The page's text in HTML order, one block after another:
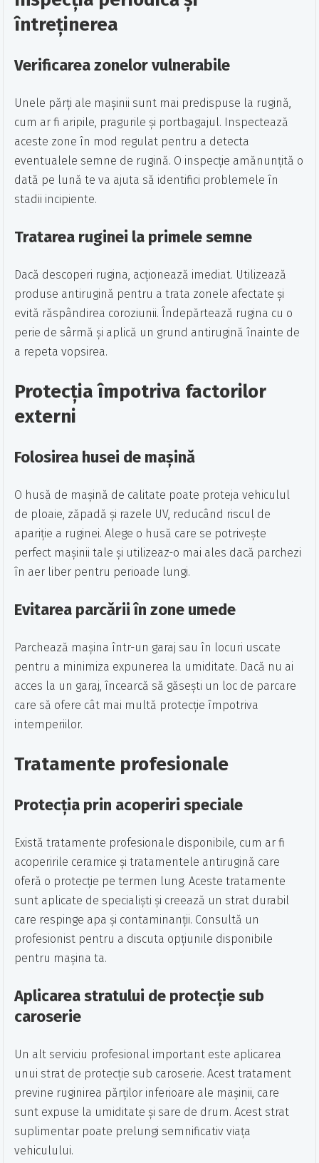
întreținerea
Verificarea zonelor vulnerabile
Unele părți ale mașinii sunt mai predispuse la rugină,
cum ar fi aripile, pragurile și portbagajul. Inspectează
aceste zone în mod regulat pentru a detecta
eventualele semne de rugină. O inspecție amănunțită o
dată pe lună te va ajuta să identifici problemele în
stadii incipiente.
Tratarea ruginei la primele semne
Dacă descoperi rugina, acționează imediat. Utilizează
produse antirugină pentru a trata zonele afectate și
evită răspândirea coroziunii. Îndepărtează rugina cu o
perie de sârmă și aplică un grund antirugină înainte de
a repeta vopsirea.
Protecția împotriva factorilor
externi
Folosirea husei de mașină
O husă de mașină de calitate poate proteja vehiculul
de ploaie, zăpadă și razele UV, reducând riscul de
apariție a ruginei. Alege o husă care se potrivește
perfect mașinii tale și utilizeaz-o mai ales dacă parchezi
în aer liber pentru perioade lungi.
Evitarea parcării în zone umede
Parchează mașina într-un garaj sau în locuri uscate
pentru a minimiza expunerea la umiditate. Dacă nu ai
acces la un garaj, încearcă să găsești un loc de parcare
care să ofere cât mai multă protecție împotriva
intemperiilor.
Tratamente profesionale
Protecția prin acoperiri speciale
Există tratamente profesionale disponibile, cum ar fi
acoperirile ceramice și tratamentele antirugină care
oferă o protecție pe termen lung. Aceste tratamente
sunt aplicate de specialiști și creează un strat durabil
care respinge apa și contaminanții. Consultă un
profesionist pentru a discuta opțiunile disponibile
pentru mașina ta.
Aplicarea stratului de protecție sub
caroserie
Un alt serviciu profesional important este aplicarea
unui strat de protecție sub caroserie. Acest tratament
previne ruginirea părților inferioare ale mașinii, care
sunt expuse la umiditate și sare de drum. Acest strat
suplimentar poate prelungi semnificativ viața
vehiculului.